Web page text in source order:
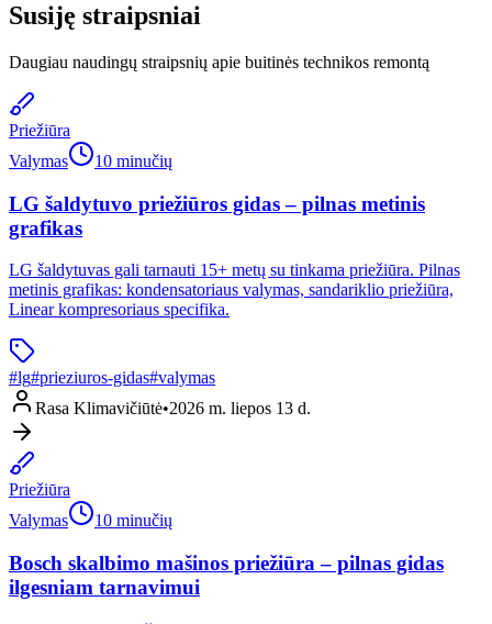
Susiję straipsniai
Daugiau naudingų straipsnių apie buitinės technikos remontą
Priežiūra
Valymas
10 minučių
LG šaldytuvo priežiūros gidas – pilnas metinis
grafikas
LG šaldytuvas gali tarnauti 15+ metų su tinkama priežiūra. Pilnas
metinis grafikas: kondensatoriaus valymas, sandariklio priežiūra,
Linear kompresoriaus specifika.
#lg#prieziuros-gidas#valymas
Rasa Klimavičiūtė•2026 m. liepos 13 d.
Priežiūra
Valymas
10 minučių
Bosch skalbimo mašinos priežiūra – pilnas gidas
ilgesniam tarnavimui